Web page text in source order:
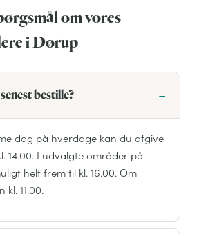
om vores
i Dørup
bestille?
dag på hverdage kan du afgive
14.00. I udvalgte områder på
helt frem til kl. 16.00. Om
11.00.